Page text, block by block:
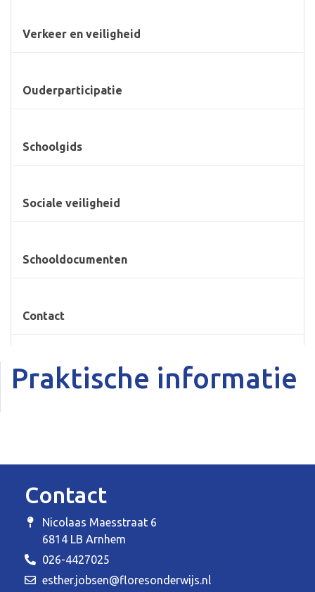
Verkeer en veiligheid
Ouderparticipatie
Schoolgids
Sociale veiligheid
Schooldocumenten
Contact
Praktische informatie
Contact
Nicolaas Maesstraat 6
6814 LB Arnhem
026-4427025
esther.jobsen@floresonderwijs.nl